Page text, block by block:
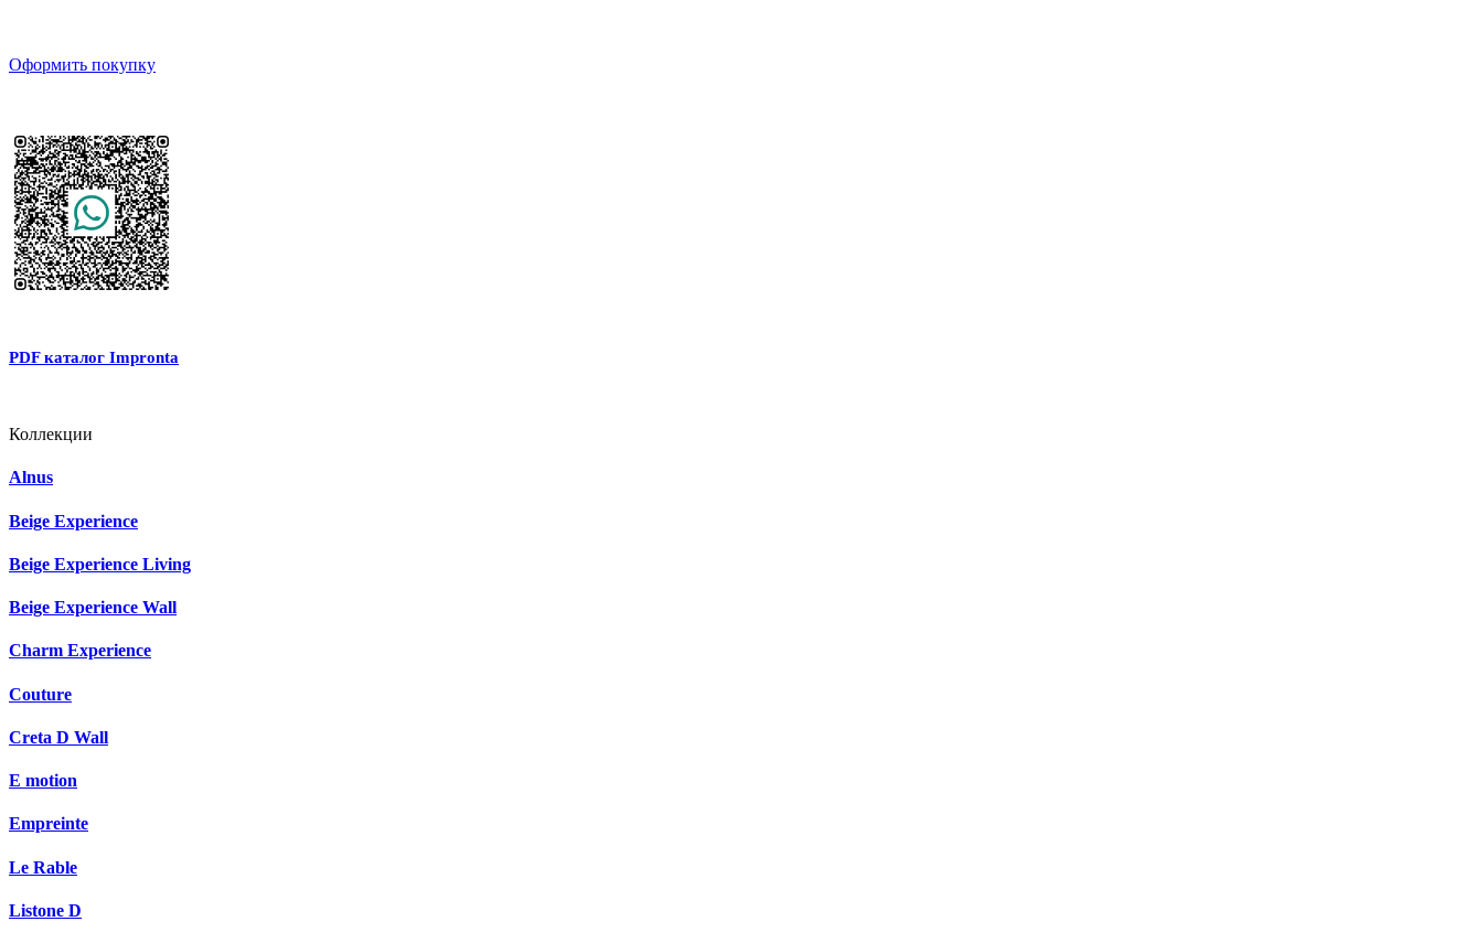
Оформить покупку
PDF каталог Impronta
Коллекции
Alnus
Beige Experience
Beige Experience Living
Beige Experience Wall
Charm Experience
Couture
Creta D Wall
E motion
Empreinte
Le Rable
Listone D